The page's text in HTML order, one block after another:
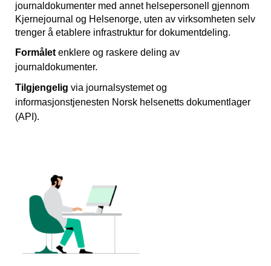
journaldokumenter med annet helsepersonell gjennom
Kjernejournal og Helsenorge, uten av virksomheten selv
trenger å etablere infrastruktur for dokumentdeling.
Formålet enklere og raskere deling av
journaldokumenter.
Tilgjengelig via journalsystemet og
informasjonstjenesten Norsk helsenetts dokumentlager
(API).